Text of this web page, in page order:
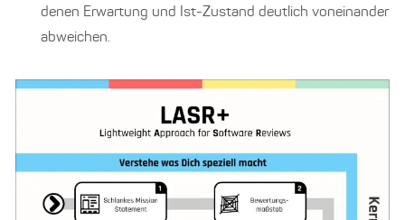
denen Erwartung und Ist-Zustand deutlich voneinander
abweichen.